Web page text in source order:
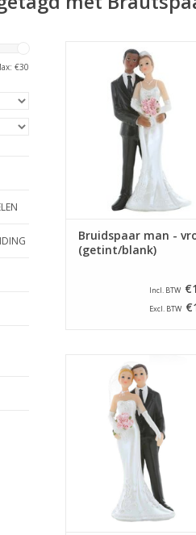
€30
Mooie decoratie/
voor een bruidstaart.
TOEVOEGEN AAN
Bruidspaar man -
(getint/blank)
Incl. BTW
Excl. BTW
Mooie decoratie/
voor een bruidstaart.
TOEVOEGEN AAN